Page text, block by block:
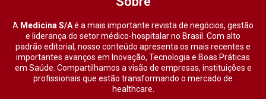
A Medicina S/Aé a mais importante revista de negócios, gestão
e liderança do setor médico-hospitalar no Brasil. Com alto
padrão editorial, nosso conteúdo apresenta os mais recentes e
importantes avanços em Inovação, Tecnologia e Boas Práticas
em Saúde. Compartilhamos a visão de empresas, instituições e
profissionais que estão transformando o mercado de
healthcare.